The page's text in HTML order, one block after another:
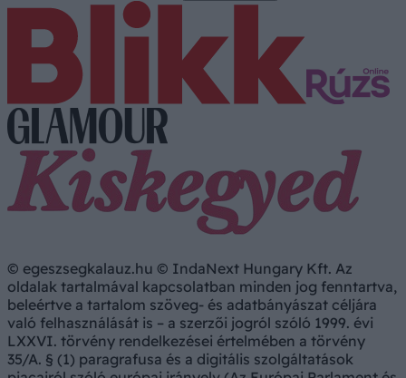
© egeszsegkalauz.hu © IndaNext Hungary Kft. Az
oldalak tartalmával kapcsolatban minden jog fenntartva,
beleértve a tartalom szöveg- és adatbányászat céljára
való felhasználását is – a szerzői jogról szóló 1999. évi
LXXVI. törvény rendelkezései értelmében a törvény
35/A. § (1) paragrafusa és a digitális szolgáltatások